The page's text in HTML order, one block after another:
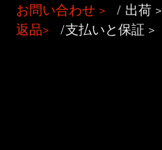
お問い合わせ > / 出荷 >
返品>
/支払いと保証 >